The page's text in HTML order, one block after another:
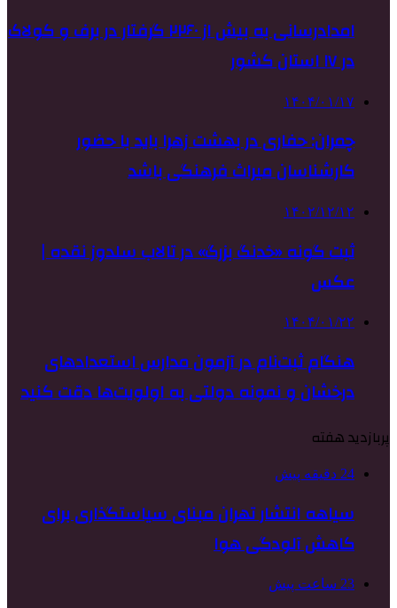
امدادرسانی به بیش از ۲۲۶۰ گرفتار در برف و کولاک
در ١٧ استان کشور
۱۴۰۴/۰۱/۱۷
چمران: حفاری در بهشت زهرا باید با حضور
کارشناسان میراث فرهنگی باشد
۱۴۰۲/۱۲/۱۲
ثبت گونه «خدنگ بزرگ» در تالاب سلدوز نقده |
عکس
۱۴۰۴/۰۱/۲۲
هنگام ثبت‌نام در آزمون مدارس استعدادهای
درخشان و نمونه دولتی به اولویت‌ها دقت کنید
پربازدید هفته
24 دقیقه پیش
سیاهه انتشار تهران مبنای سیاستگذاری برای
کاهش آلودگی هوا
23 ساعت پیش